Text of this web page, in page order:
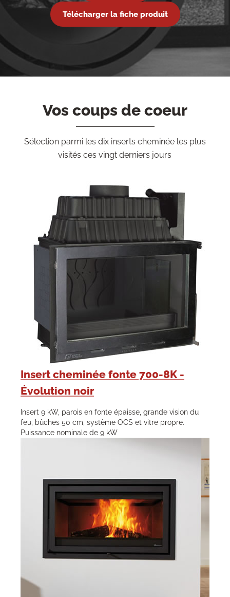
Télécharger la fiche produit
Vos coups de coeur
Sélection parmi les dix inserts cheminée les plus
visités ces vingt derniers jours
Insert cheminée fonte 700-8K -
Évolution noir
Insert 9 kW, parois en fonte épaisse, grande vision du
feu, bûches 50 cm, système OCS et vitre propre.
Puissance nominale de 9 kW